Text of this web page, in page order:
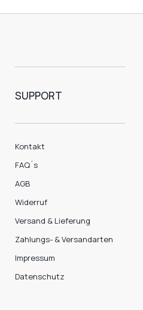
SUPPORT
Kontakt
FAQ´s
AGB
Widerruf
Versand & Lieferung
Zahlungs- & Versandarten
Impressum
Datenschutz